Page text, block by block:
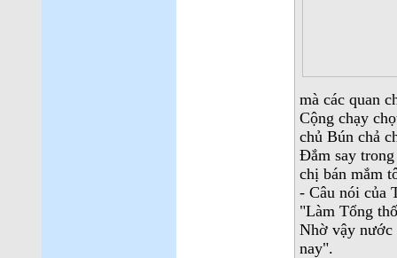
mà các quan
Cộng chạy
chủ Bún chả
Đắm say
chị bán mắm
- Câu nói của
"Làm Tổng
Nhờ vậy nước
nay".